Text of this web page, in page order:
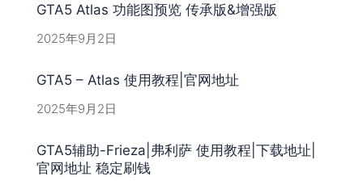
GTA5 Atlas 功能图预览 传承版&增强版
2025年9月2日
GTA5 – Atlas 使用教程|官网地址
2025年9月2日
GTA5辅助-Frieza|弗利萨 使用教程|下载地址|
官网地址 稳定刷钱